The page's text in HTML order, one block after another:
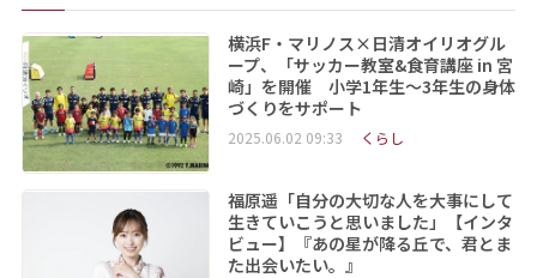
横浜F・マリノス×日清オイリオグル
ープ、「サッカー教室&食育講座 in 宮
崎」を開催 小学1年生～3年生の身体
づくりをサポート
2025.06.02 09:33 くらし
福原遥「自分の大切な人を大事にして
生きていこうと思いました」【インタ
ビュー】『あの星が降る丘で、君とま
た出会いたい。』